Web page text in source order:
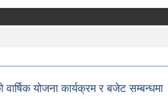
योजना कार्यक्रम र बजेट सम्बन्धमा